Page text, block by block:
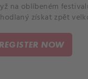
na oblíbeném
získat zpět
REGISTER NOW